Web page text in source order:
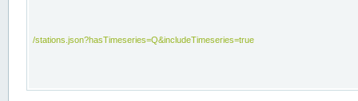
/stations.json?hasTimeseries=Q&includeTimeseries=true